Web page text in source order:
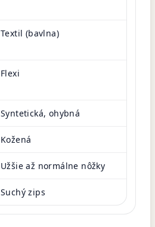
Textil (bavlna)
Flexi
Syntetická, ohybná
Kožená
Užšie až normálne nôžky
Suchý zips